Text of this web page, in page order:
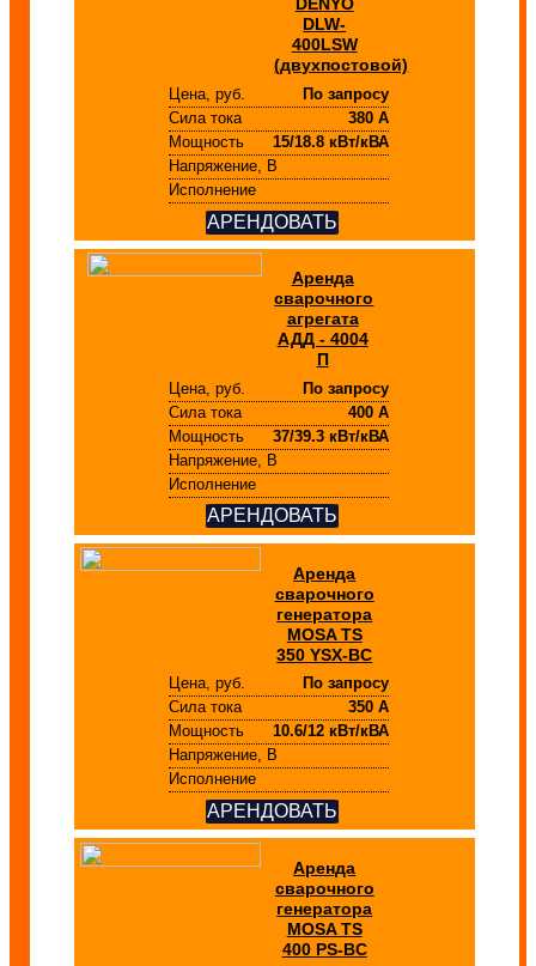
DENYO
DLW-
400LSW
(двухпостовой)
Цена, руб.
По запросу
Сила тока
380 А
Мощность
15/18.8 кВт/кВА
Напряжение, В
Исполнение
АРЕНДОВАТЬ
Аренда
сварочного
агрегата
АДД - 4004
П
Цена, руб.
По запросу
Сила тока
400 А
Мощность
37/39.3 кВт/кВА
Напряжение, В
Исполнение
АРЕНДОВАТЬ
Аренда
сварочного
генератора
MOSA TS
350 YSX-BC
Цена, руб.
По запросу
Сила тока
350 А
Мощность
10.6/12 кВт/кВА
Напряжение, В
Исполнение
АРЕНДОВАТЬ
Аренда
сварочного
генератора
MOSA TS
400 PS-BC